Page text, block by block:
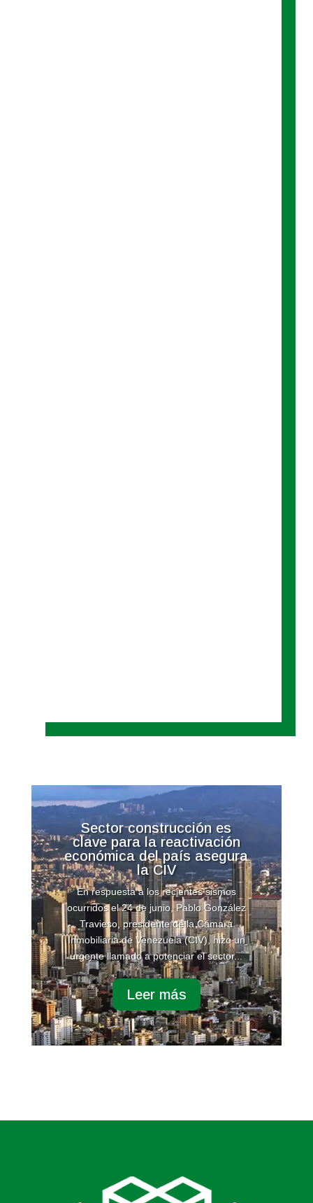
Sector construcción es
clave para la reactivación
económica del país asegura
la CIV
En respuesta a los recientes sismos
ocurridos el 24 de junio, Pablo González
Travieso, presidente de la Cámara
Inmobiliaria de Venezuela (CIV), hizo un
urgente llamado a potenciar el sector...
Leer más